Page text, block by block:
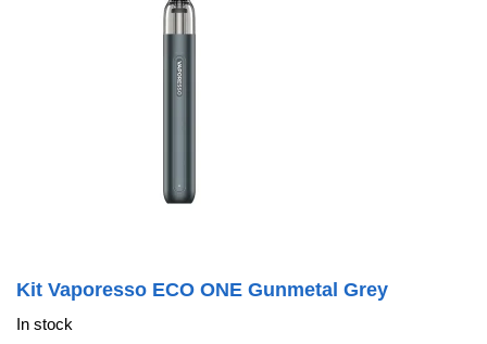
Kit Vaporesso ECO ONE Gunmetal Grey
In stock